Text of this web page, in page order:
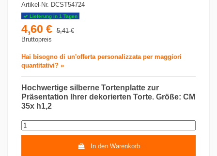
Artikel-Nr. DCST54724
Lieferung in 1 Tagen
4,60 € 5,41 €
Bruttopreis
Hai bisogno di un'offerta personalizzata per maggiori
quantitativi? »
Hochwertige silberne Tortenplatte zur
Präsentation Ihrer dekorierten Torte. Größe: CM
35x h1,2
In den Warenkorb